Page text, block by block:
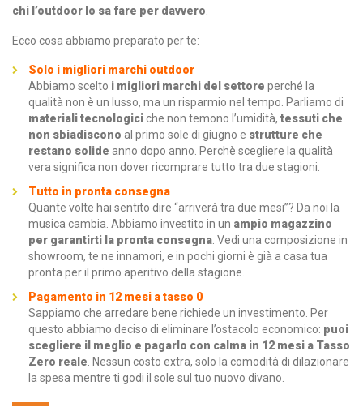
chi l’outdoor lo sa fare per davvero
Ecco cosa abbiamo preparato per te:
Solo i migliori marchi outdoor
Abbiamo scelto i migliori marchi del settore perché la
qualità non è un lusso, ma un risparmio nel tempo. Parliamo di
materiali tecnologiciche non temono l’umidità, tessuti che
non sbiadiscono al primo sole di giugno e strutture che
restano solide anno dopo anno. Perchè scegliere la qualità
vera significa non dover ricomprare tutto tra due stagioni.
Tutto in pronta consegna
Quante volte hai sentito dire “arriverà tra due mesi”? Da noi la
musica cambia. Abbiamo investito in un ampio magazzino
per garantirti la pronta consegna . Vedi una composizione in
showroom, te ne innamori, e in pochi giorni è già a casa tua
pronta per il primo aperitivo della stagione.
Pagamento in 12 mesi a tasso 0
Sappiamo che arredare bene richiede un investimento. Per
questo abbiamo deciso di eliminare l’ostacolo economico: puoi
scegliere il meglio e pagarlo con calma in 12 mesi a Tasso
Zero reale . Nessun costo extra, solo la comodità di dilazionare
la spesa mentre ti godi il sole sul tuo nuovo divano.